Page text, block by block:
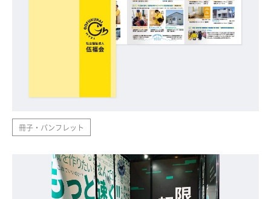
冊子・パンフレット